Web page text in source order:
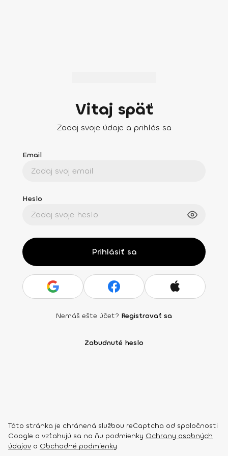
Vitaj späť
Zadaj svoje údaje a prihlás sa
Email
Heslo
Prihlásiť sa
Nemáš ešte účet? Registrovať sa
Zabudnuté heslo
Táto stránka je chránená službou reCaptcha od spoločnosti
Google a vzťahujú sa na ňu podmienky Ochrany osobných
údajov a Obchodné podmienky